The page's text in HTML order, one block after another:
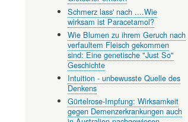
Schmerz lass' nach ....Wie
wirksam ist Paracetamol?
Wie Blumen zu ihrem Geruch nach
verfaultem Fleisch gekommen
sind: Eine genetische "Just So"
Geschichte
Intuition - unbewusste Quelle des
Denkens
Gürtelrose-Impfung: Wirksamkeit
gegen Demenzerkrankungen auch